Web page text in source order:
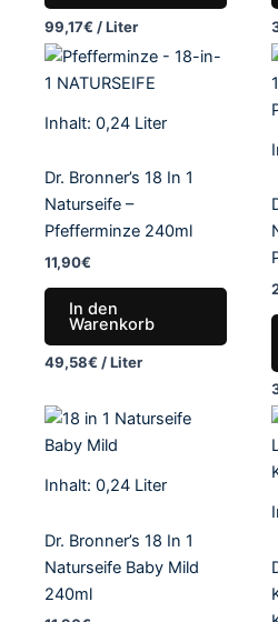
99,17€ /Liter
Inhalt: 0,24 Liter
Dr. Bronner’s 18 In 1
Naturseife –
Pfefferminze 240ml
11,90€
In den
Warenkorb
49,58€ /Liter
Inhalt: 0,24 Liter
Dr. Bronner’s 18 In 1
Naturseife Baby Mild
240ml